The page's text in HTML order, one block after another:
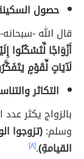
حصول
قال الله -
أَزْوَاجًا
لَآيَاتٍ لِّقَوْمٍ
التكاثر
بالزواج يكثر
وسلم:(تزوجوا
القيامةِ).[٨]